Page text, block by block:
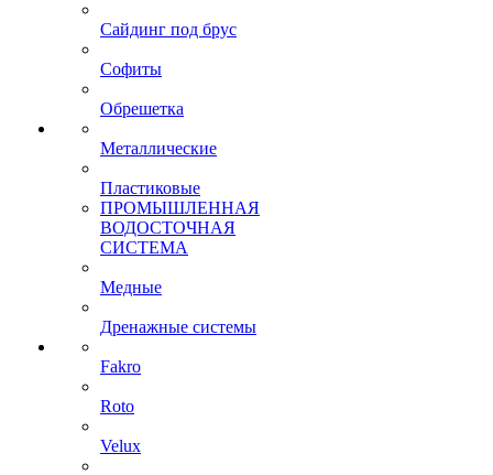
Сайдинг под брус
Софиты
Обрешетка
Металлические
Пластиковые
ПРОМЫШЛЕННАЯ
ВОДОСТОЧНАЯ
СИСТЕМА
Медные
Дренажные системы
Fakro
Roto
Velux